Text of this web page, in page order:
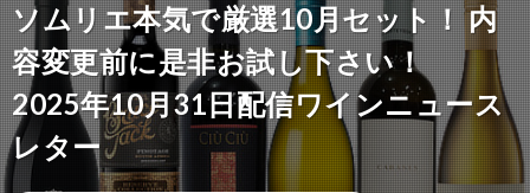
ソムリエ本気で厳選10月セット！ 内
容変更前に是非お試し下さい！
2025年10月31日配信ワインニュース
レター